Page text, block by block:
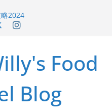
和大包
2024
Uda 亚狮爪哇面Food
Blog